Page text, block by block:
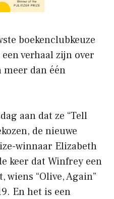
boekenclubkeuze
verhaal zijn over
meer dan één
aan dat ze “Tell
de nieuwe
winnaar Elizabeth
keer dat Winfrey een
“Olive, Again”
En het is een